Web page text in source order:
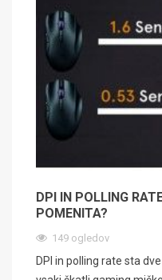
DPI IN POLLING
POMENITA?
149 ogledov
DPI in polling rate sta